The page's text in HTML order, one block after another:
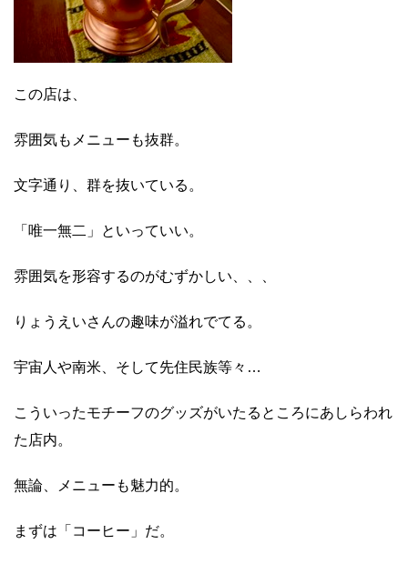
この店は、
雰囲気もメニューも抜群。
文字通り、群を抜いている。
「唯一無二」といっていい。
雰囲気を形容するのがむずかしい、、、
りょうえいさんの趣味が溢れでてる。
宇宙人や南米、そして先住民族等々…
こういったモチーフのグッズがいたるところにあしらわれ
た店内。
無論、メニューも魅力的。
まずは「コーヒー」だ。